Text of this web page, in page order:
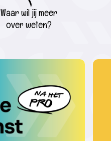
Waar wil jij meer
over weten?